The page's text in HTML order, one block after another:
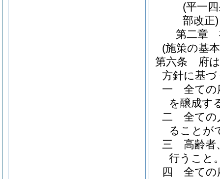
(平一
部改正)
第二章
(施策の基
第六条
府
方針に基
一
全ての
を醸成す
二
全ての
ることが
三
高齢者
行うこと
四
全ての